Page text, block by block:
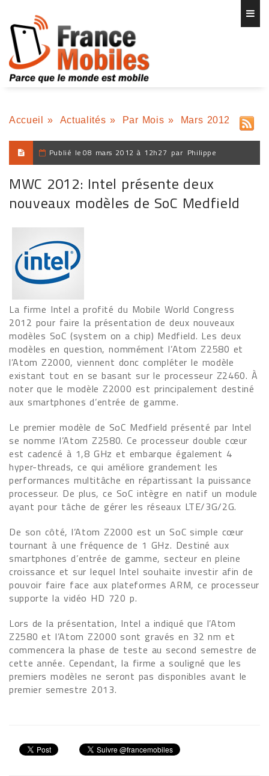
Accueil » Actualités » Par Mois » Mars 2012
Publié le 08 mars 2012 à 12h27 par Philippe
MWC 2012: Intel présente deux
nouveaux modèles de SoC Medfield
La firme Intel a profité du Mobile World Congress
2012 pour faire la présentation de deux nouveaux
modèles SoC (system on a chip) Medfield. Les deux
modèles en question, nommément l’Atom Z2580 et
l’Atom Z2000, viennent donc compléter le modèle
existant tout en se basant sur le processeur Z2460. À
noter que le modèle Z2000 est principalement destiné
aux smartphones d’entrée de gamme.
Le premier modèle de SoC Medfield présenté par Intel
se nomme l’Atom Z2580. Ce processeur double cœur
est cadencé à 1,8 GHz et embarque également 4
hyper-threads, ce qui améliore grandement les
performances multitâche en répartissant la puissance
processeur. De plus, ce SoC intègre en natif un module
ayant pour tâche de gérer les réseaux LTE/3G/2G.
De son côté, l’Atom Z2000 est un SoC simple cœur
tournant à une fréquence de 1 GHz. Destiné aux
smartphones d’entrée de gamme, secteur en pleine
croissance et sur lequel Intel souhaite investir afin de
pouvoir faire face aux plateformes ARM, ce processeur
supporte la vidéo HD 720 p.
Lors de la présentation, Intel a indiqué que l’Atom
Z2580 et l’Atom Z2000 sont gravés en 32 nm et
commencera la phase de teste au second semestre de
cette année. Cependant, la firme a souligné que les
premiers modèles ne seront pas disponibles avant le
premier semestre 2013.